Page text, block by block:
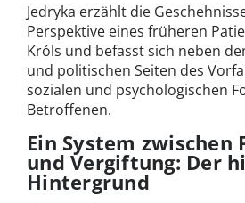
Jedryka erzählt die
Perspektive eines früheren
Króls und befasst sich neben
und politischen Seiten des
sozialen und psychologischen
Betroffenen.
Ein System
und Vergiftung: Der
Hintergrund